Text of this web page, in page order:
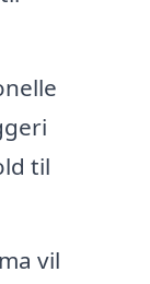
til
vil